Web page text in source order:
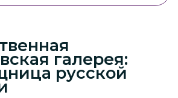
галерея:
русской